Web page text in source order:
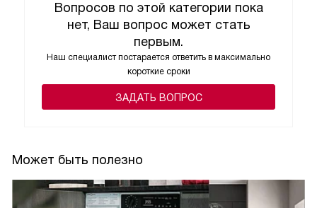
стиральная машина - надежный и функциональный
помощник, который значительно облегчает мою жизнь.
Вопросов по этой категории пока
нет, Ваш вопрос может стать
первым.
Наш специалист постарается ответить в максимально
короткие сроки
ЗАДАТЬ ВОПРОС
Может быть полезно